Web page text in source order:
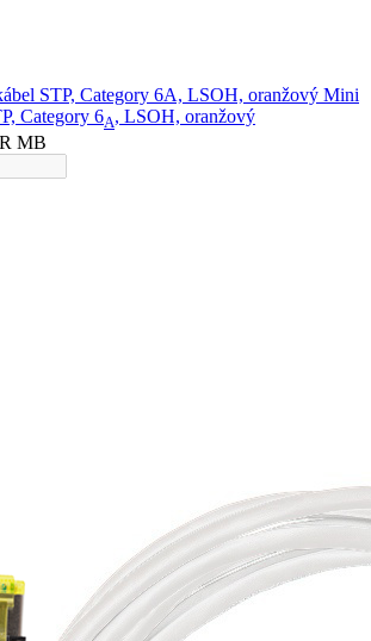
Mini
Category 6A, LSOH, oranžový
MB